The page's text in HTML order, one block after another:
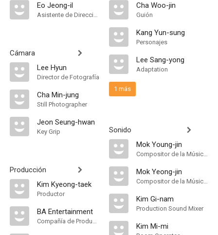
Eo Jeong-il
Asistente de Dirección
Cámara
Lee Hyun
Director de Fotografía
Cha Min-jung
Still Photographer
Jeon Seung-hwan
Key Grip
Producción
Kim Kyeong-taek
Productor
BA Entertainment
Compañía de Produccion
Cha Woo-jin
Guión
Kang Yun-sung
Personajes
Lee Sang-yong
Adaptation
1 más
Sonido
Mok Young-jin
Compositor de la Música Original
Mok Yeong-jin
Compositor de la Música Original
Kim Gi-nam
Production Sound Mixer
Kim Mi-mi